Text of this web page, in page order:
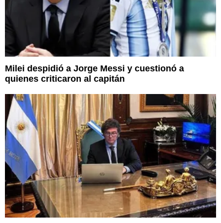
Milei despidió a Jorge Messi y cuestionó a
quienes criticaron al capitán